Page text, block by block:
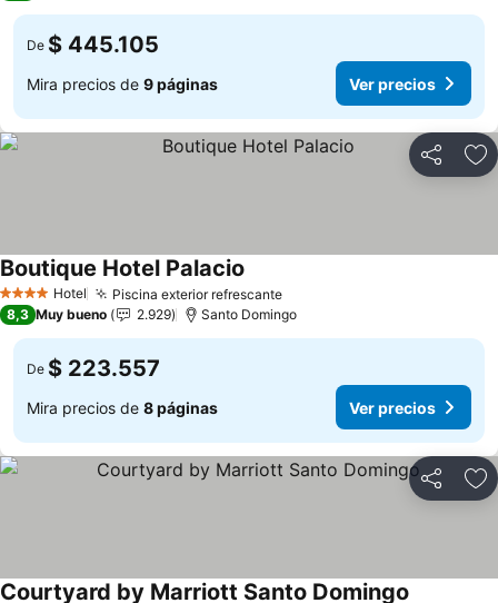
De $ 445.105
Mira precios de 9 páginas Ver precios
Compartir
4 EstrellasHotel Piscina exterior refrescanteVer precios
Boutique Hotel Palacio
8,3 Muy bueno 2.929 Santo Domingo
De $ 223.557
Mira precios de 8 páginas Ver precios
Compartir
Courtyard by Marriott Santo Domingo